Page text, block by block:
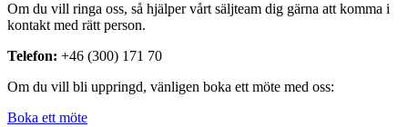
Om du vill ringa oss, så hjälper vårt säljteam dig gärna att komma i
kontakt med rätt person.
Telefon: +46 (300) 171 70
Om du vill bli uppringd, vänligen boka ett möte med oss:
Boka ett möte